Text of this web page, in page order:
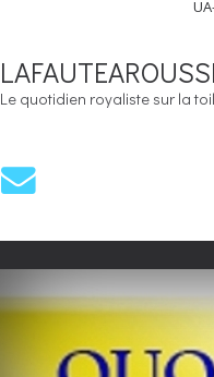
Le quotidien royaliste sur la